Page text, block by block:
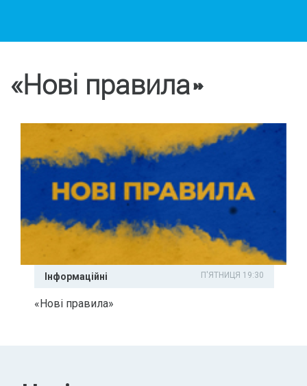
«Нові правила»
Інформаційні П'ЯТНИЦЯ 19:30
«Нові правила»